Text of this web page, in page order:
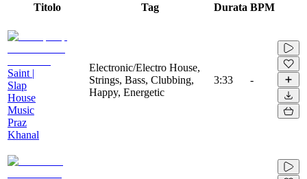
Titolo Tag Durata BPM
Saint |
Slap
House
Music
Praz
Khanal
Electronic/Electro House,
Strings, Bass, Clubbing,
Happy, Energetic
3:33 -